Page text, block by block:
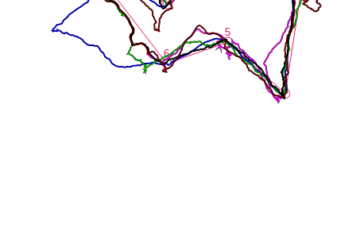
4
4
5
5
6
6